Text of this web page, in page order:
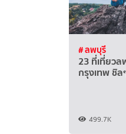
# ลพบุรี
23 ที่เที่ยวล
กรุงเทพ ชิล
499.7K